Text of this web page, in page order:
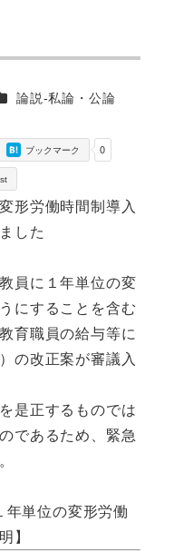
テゴリー
論説-私論・公論
0
ブックマーク
形労働時間制導入
した
員に１年単位の変
にすることを含む
育職員の給与等に
の改正案が審議入
是正するものでは
であるため、緊急
年単位の変形労働
】